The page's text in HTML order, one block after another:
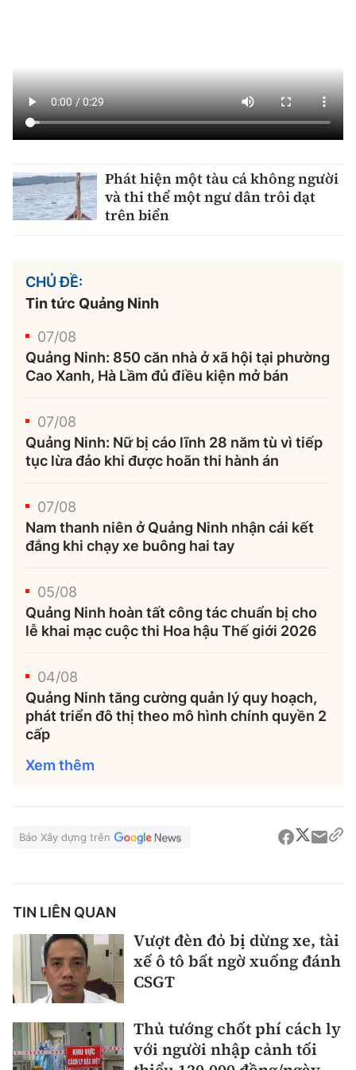
Phát hiện một tàu cá không người
và thi thể một ngư dân trôi dạt
trên biển
CHỦ ĐỀ:
Tin tức Quảng Ninh
07/08
Quảng Ninh: 850 căn nhà ở xã hội tại phường
Cao Xanh, Hà Lầm đủ điều kiện mở bán
07/08
Quảng Ninh: Nữ bị cáo lĩnh 28 năm tù vì tiếp
tục lừa đảo khi được hoãn thi hành án
07/08
Nam thanh niên ở Quảng Ninh nhận cái kết
đắng khi chạy xe buông hai tay
05/08
Quảng Ninh hoàn tất công tác chuẩn bị cho
lễ khai mạc cuộc thi Hoa hậu Thế giới 2026
04/08
Quảng Ninh tăng cường quản lý quy hoạch,
phát triển đô thị theo mô hình chính quyền 2
cấp
Xem thêm
Báo Xây dựng trên
TIN LIÊN QUAN
Vượt đèn đỏ bị dừng xe, tài
xế ô tô bất ngờ xuống đánh
CSGT
Thủ tướng chốt phí cách ly
với người nhập cảnh tối